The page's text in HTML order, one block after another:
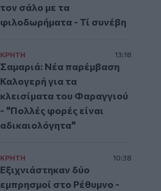
τον σάλο με τα
φιλοδωρήματα - Τί συνέβη
ΚΡΗΤΗ 13:18
Σαμαριά: Νέα παρέμβαση
Καλογερή για τα
κλεισίματα του Φαραγγιού
- "Πολλές φορές είναι
αδικαιολόγητα"
ΚΡΗΤΗ 10:38
Εξιχνιάστηκαν δύο
εμπρησμοί στο Ρέθυμνο -